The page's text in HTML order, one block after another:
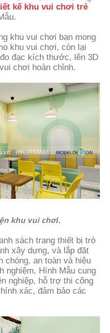
kế khu vui chơi trẻ
khu vui chơi bạn mong
khu vui chơi, còn lại
đạc kích thước, lên 3D
chơi hoàn chỉnh.
khu vui chơi.
sách trang thiết bị trò
xây dựng, và lắp đặt
chóng, an toàn và hiệu
nghiệm, Hình Mẫu cung
nghiệp, hỗ trợ thi công
xác, đảm bảo các